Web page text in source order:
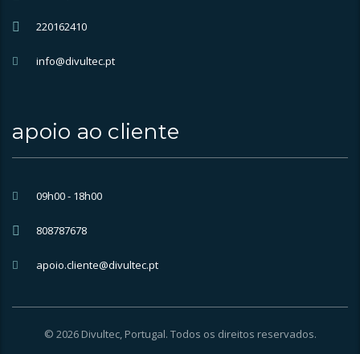
220162410
info@divultec.pt
apoio ao cliente
09h00 - 18h00
808787678
apoio.cliente@divultec.pt
© 2026 Divultec, Portugal. Todos os direitos reservados.